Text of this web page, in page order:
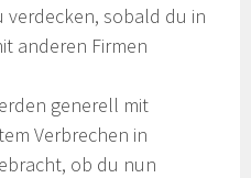
verdecken, sobald du in
anderen Firmen
generell mit
Verbrechen in
ob du nun